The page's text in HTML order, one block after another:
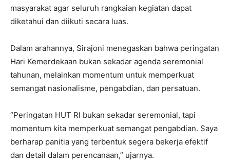
masyarakat agar seluruh rangkaian kegiatan dapat
diketahui dan diikuti secara luas.
Dalam arahannya, Sirajoni menegaskan bahwa peringatan
Hari Kemerdekaan bukan sekadar agenda seremonial
tahunan, melainkan momentum untuk memperkuat
semangat nasionalisme, pengabdian, dan persatuan.
“Peringatan HUT RI bukan sekadar seremonial, tapi
momentum kita memperkuat semangat pengabdian. Saya
berharap panitia yang terbentuk segera bekerja efektif
dan detail dalam perencanaan,” ujarnya.